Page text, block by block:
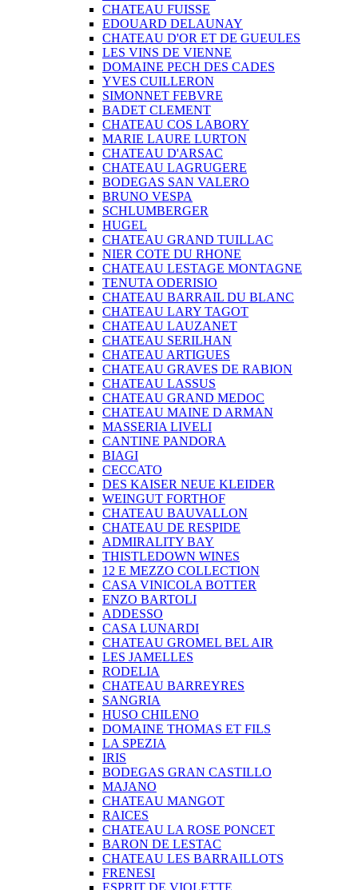
CHATEAU FUISSE
EDOUARD DELAUNAY
CHATEAU D'OR ET DE GUEULES
LES VINS DE VIENNE
DOMAINE PECH DES CADES
YVES CUILLERON
SIMONNET FEBVRE
BADET CLEMENT
CHATEAU COS LABORY
MARIE LAURE LURTON
CHATEAU D'ARSAC
CHATEAU LAGRUGERE
BODEGAS SAN VALERO
BRUNO VESPA
SCHLUMBERGER
HUGEL
CHATEAU GRAND TUILLAC
NIER COTE DU RHONE
CHATEAU LESTAGE MONTAGNE
TENUTA ODERISIO
CHATEAU BARRAIL DU BLANC
CHATEAU LARY TAGOT
CHATEAU LAUZANET
CHATEAU SERILHAN
CHATEAU ARTIGUES
CHATEAU GRAVES DE RABION
CHATEAU LASSUS
CHATEAU GRAND MEDOC
CHATEAU MAINE D ARMAN
MASSERIA LIVELI
CANTINE PANDORA
BIAGI
CECCATO
DES KAISER NEUE KLEIDER
WEINGUT FORTHOF
CHATEAU BAUVALLON
CHATEAU DE RESPIDE
ADMIRALITY BAY
THISTLEDOWN WINES
12 E MEZZO COLLECTION
CASA VINICOLA BOTTER
ENZO BARTOLI
ADDESSO
CASA LUNARDI
CHATEAU GROMEL BEL AIR
LES JAMELLES
RODELIA
CHATEAU BARREYRES
SANGRIA
HUSO CHILENO
DOMAINE THOMAS ET FILS
LA SPEZIA
IRIS
BODEGAS GRAN CASTILLO
MAJANO
CHATEAU MANGOT
RAICES
CHATEAU LA ROSE PONCET
BARON DE LESTAC
CHATEAU LES BARRAILLOTS
FRENESI
ESPRIT DE VIOLETTE